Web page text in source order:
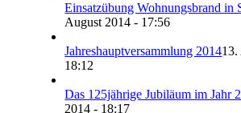
Einsatzübung Wohnungsbrand in
August 2014 - 17:56
Jahreshauptversammlung 201413.
18:12
Das 125jährige Jubiläum im Jahr
2014 - 18:17